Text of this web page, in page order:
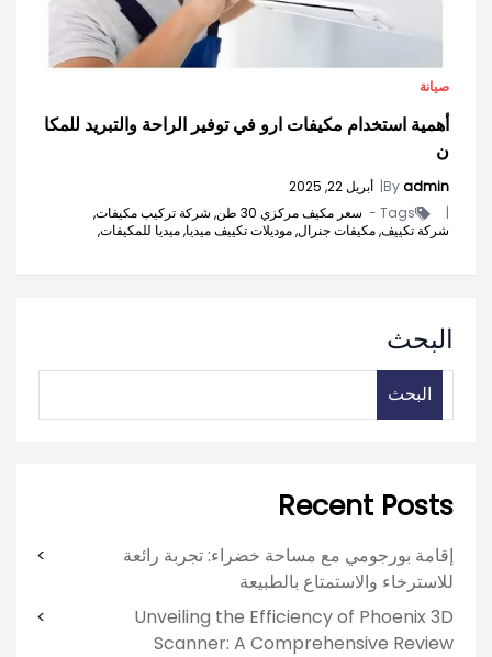
صيانة
أهمية استخدام مكيفات ارو في توفير الراحة والتبريد للمكا
ن
Byadmin
| أبريل 22, 2025
|
Tags - سعر مكيف مركزي 30 طن,
شركة تركيب مكيفات,
شركة تكييف,مكيفات جنرال,موديلات تكييف ميديا,ميديا للمكيفات,
البحث
البحث
Recent Posts
إقامة بورجومي مع مساحة خضراء: تجربة رائعة
للاسترخاء والاستمتاع بالطبيعة
Unveiling the Efficiency of Phoenix 3D
Scanner: A Comprehensive Review